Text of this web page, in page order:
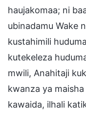
haujakomaa; ni
ubinadamu Wake
kustahimili
kutekeleza
mwili, Anahitaji
kwanza ya
kawaida, ilhali